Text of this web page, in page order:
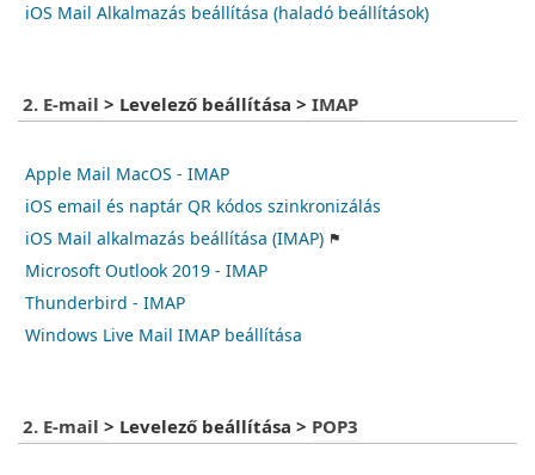
iOS Mail Alkalmazás beállítása (haladó beállítások)
2. E-mail > Levelező beállítása > IMAP
Apple Mail MacOS - IMAP
iOS email és naptár QR kódos szinkronizálás
iOS Mail alkalmazás beállítása (IMAP)
Microsoft Outlook 2019 - IMAP
Thunderbird - IMAP
Windows Live Mail IMAP beállítása
2. E-mail > Levelező beállítása > POP3